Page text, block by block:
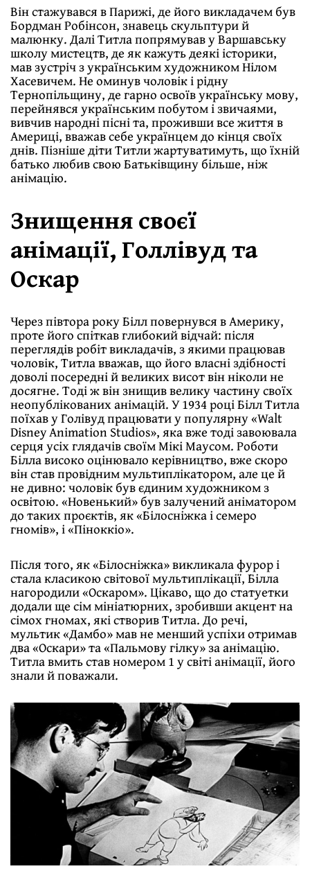
Він стажувався в Парижі, де його викладачем був
Бордман Робінсон, знавець скульптури й
малюнку. Далі Титла попрямував у Варшавську
школу мистецтв, де як кажуть деякі історики,
мав зустріч з українським художником Нілом
Хасевичем. Не оминув чоловік і рідну
Тернопільщину, де гарно освоїв українську мову,
перейнявся українським побутом і звичаями,
вивчив народні пісні та, проживши все життя в
Америці, вважав себе українцем до кінця своїх
днів. Пізніше діти Титли жартуватимуть, що їхній
батько любив свою Батьківщину більше, ніж
анімацію.
Знищення своєї
анімації, Голлівуд та
Оскар
Через півтора року Білл повернувся в Америку,
проте його спіткав глибокий відчай: після
переглядів робіт викладачів, з якими працював
чоловік, Титла вважав, що його власні здібності
доволі посередні й великих висот він ніколи не
досягне. Тоді ж він знищив велику частину своїх
неопублікованих анімацій. У 1934 році Білл Титла
поїхав у Голівуд працювати у популярну «Walt
Disney Animation Studios», яка вже тоді завоювала
серця усіх глядачів своїм Мікі Маусом. Роботи
Білла високо оцінювало керівництво, вже скоро
він став провідним мультиплікатором, але це й
не дивно: чоловік був єдиним художником з
освітою. «Новенький» був залучений аніматором
до таких проєктів, як «Білосніжка і семеро
гномів», і «Піноккіо».
Після того, як «Білосніжка» викликала фурор і
стала класикою світової мультиплікації, Білла
нагородили «Оскаром». Цікаво, що до статуетки
додали ще сім мініатюрних, зробивши акцент на
сімох гномах, які створив Титла. До речі,
мультик «Дамбо» мав не менший успіхи отримав
два «Оскари» та «Пальмову гілку» за анімацію.
Титла вмить став номером 1 у світі анімації, його
знали й поважали.